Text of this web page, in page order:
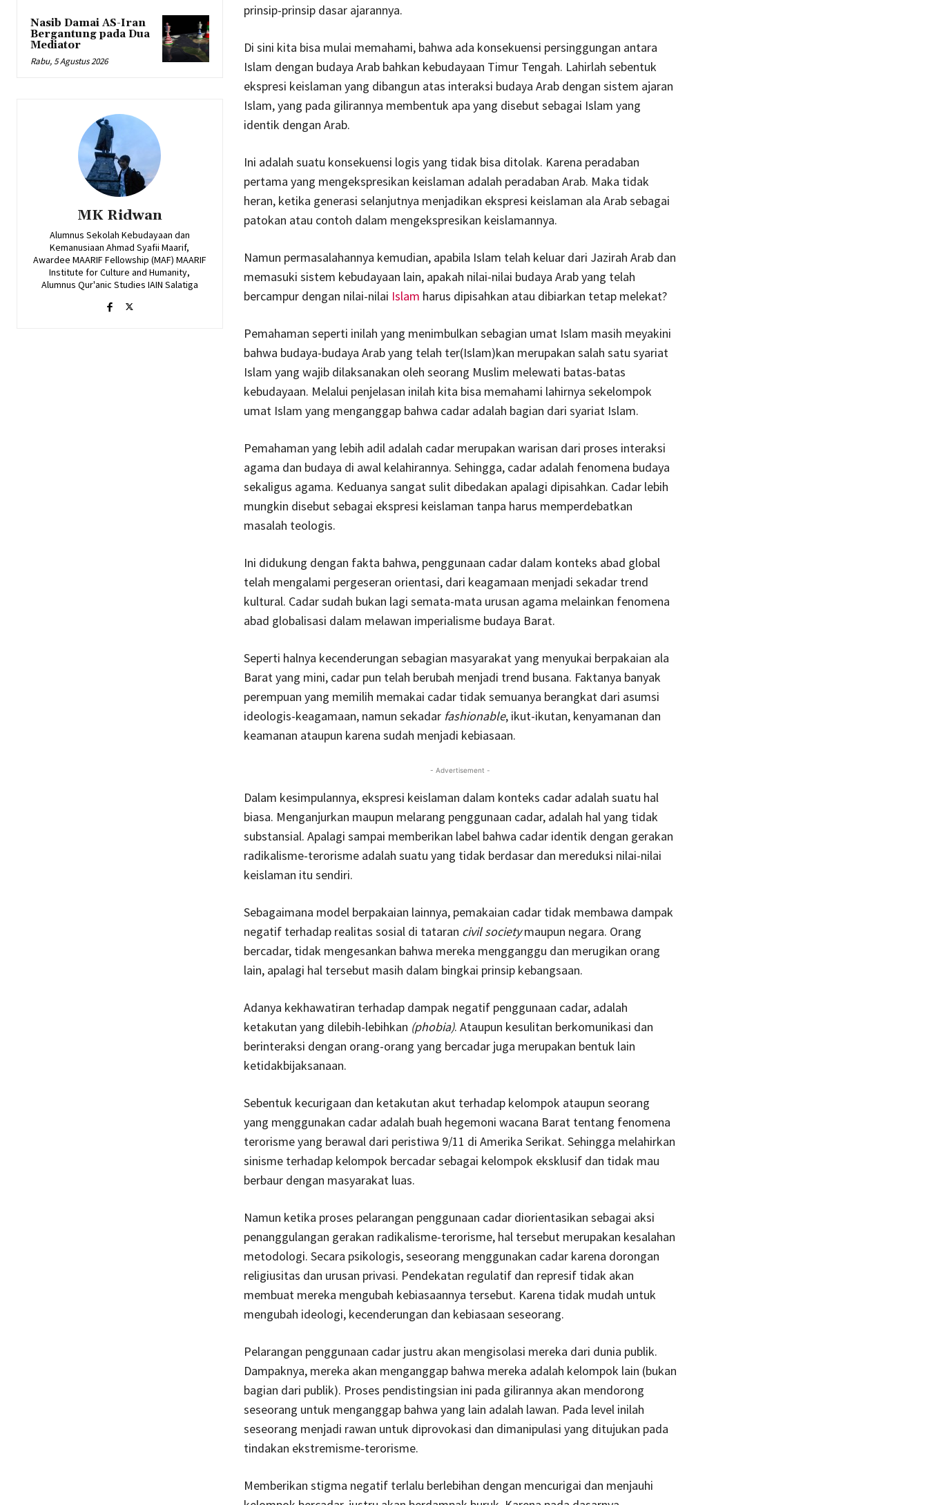
Nasib Damai AS-Iran
Bergantung pada Dua
Mediator
Rabu, 5 Agustus 2026
MK Ridwan
Alumnus Sekolah Kebudayaan dan
Kemanusiaan Ahmad Syafii Maarif,
Awardee MAARIF Fellowship (MAF) MAARIF
Institute for Culture and Humanity,
Alumnus Qur'anic Studies IAIN Salatiga
prinsip-prinsip dasar ajarannya.
Di sini kita bisa mulai memahami, bahwa ada konsekuensi persinggungan antara
Islam dengan budaya Arab bahkan kebudayaan Timur Tengah. Lahirlah sebentuk
ekspresi keislaman yang dibangun atas interaksi budaya Arab dengan sistem ajaran
Islam, yang pada gilirannya membentuk apa yang disebut sebagai Islam yang
identik dengan Arab.
Ini adalah suatu konsekuensi logis yang tidak bisa ditolak. Karena peradaban
pertama yang mengekspresikan keislaman adalah peradaban Arab. Maka tidak
heran, ketika generasi selanjutnya menjadikan ekspresi keislaman ala Arab sebagai
patokan atau contoh dalam mengekspresikan keislamannya.
Namun permasalahannya kemudian, apabila Islam telah keluar dari Jazirah Arab dan
memasuki sistem kebudayaan lain, apakah nilai-nilai budaya Arab yang telah
bercampur dengan nilai-nilai Islam harus dipisahkan atau dibiarkan tetap melekat?
Pemahaman seperti inilah yang menimbulkan sebagian umat Islam masih meyakini
bahwa budaya-budaya Arab yang telah ter(Islam)kan merupakan salah satu syariat
Islam yang wajib dilaksanakan oleh seorang Muslim melewati batas-batas
kebudayaan. Melalui penjelasan inilah kita bisa memahami lahirnya sekelompok
umat Islam yang menganggap bahwa cadar adalah bagian dari syariat Islam.
Pemahaman yang lebih adil adalah cadar merupakan warisan dari proses interaksi
agama dan budaya di awal kelahirannya. Sehingga, cadar adalah fenomena budaya
sekaligus agama. Keduanya sangat sulit dibedakan apalagi dipisahkan. Cadar lebih
mungkin disebut sebagai ekspresi keislaman tanpa harus memperdebatkan
masalah teologis.
Ini didukung dengan fakta bahwa, penggunaan cadar dalam konteks abad global
telah mengalami pergeseran orientasi, dari keagamaan menjadi sekadar trend
kultural. Cadar sudah bukan lagi semata-mata urusan agama melainkan fenomena
abad globalisasi dalam melawan imperialisme budaya Barat.
Seperti halnya kecenderungan sebagian masyarakat yang menyukai berpakaian ala
Barat yang mini, cadar pun telah berubah menjadi trend busana. Faktanya banyak
perempuan yang memilih memakai cadar tidak semuanya berangkat dari asumsi
ideologis-keagamaan, namun sekadar fashionable, ikut-ikutan, kenyamanan dan
keamanan ataupun karena sudah menjadi kebiasaan.
- Advertisement -
Dalam kesimpulannya, ekspresi keislaman dalam konteks cadar adalah suatu hal
biasa. Menganjurkan maupun melarang penggunaan cadar, adalah hal yang tidak
substansial. Apalagi sampai memberikan label bahwa cadar identik dengan gerakan
radikalisme-terorisme adalah suatu yang tidak berdasar dan mereduksi nilai-nilai
keislaman itu sendiri.
Sebagaimana model berpakaian lainnya, pemakaian cadar tidak membawa dampak
negatif terhadap realitas sosial di tataran civil societymaupun negara. Orang
bercadar, tidak mengesankan bahwa mereka mengganggu dan merugikan orang
lain, apalagi hal tersebut masih dalam bingkai prinsip kebangsaan.
Adanya kekhawatiran terhadap dampak negatif penggunaan cadar, adalah
ketakutan yang dilebih-lebihkan (phobia). Ataupun kesulitan berkomunikasi dan
berinteraksi dengan orang-orang yang bercadar juga merupakan bentuk lain
ketidakbijaksanaan.
Sebentuk kecurigaan dan ketakutan akut terhadap kelompok ataupun seorang
yang menggunakan cadar adalah buah hegemoni wacana Barat tentang fenomena
terorisme yang berawal dari peristiwa 9/11 di Amerika Serikat. Sehingga melahirkan
sinisme terhadap kelompok bercadar sebagai kelompok eksklusif dan tidak mau
berbaur dengan masyarakat luas.
Namun ketika proses pelarangan penggunaan cadar diorientasikan sebagai aksi
penanggulangan gerakan radikalisme-terorisme, hal tersebut merupakan kesalahan
metodologi. Secara psikologis, seseorang menggunakan cadar karena dorongan
religiusitas dan urusan privasi. Pendekatan regulatif dan represif tidak akan
membuat mereka mengubah kebiasaannya tersebut. Karena tidak mudah untuk
mengubah ideologi, kecenderungan dan kebiasaan seseorang.
Pelarangan penggunaan cadar justru akan mengisolasi mereka dari dunia publik.
Dampaknya, mereka akan menganggap bahwa mereka adalah kelompok lain (bukan
bagian dari publik). Proses pendistingsian ini pada gilirannya akan mendorong
seseorang untuk menganggap bahwa yang lain adalah lawan. Pada level inilah
seseorang menjadi rawan untuk diprovokasi dan dimanipulasi yang ditujukan pada
tindakan ekstremisme-terorisme.
Memberikan stigma negatif terlalu berlebihan dengan mencurigai dan menjauhi